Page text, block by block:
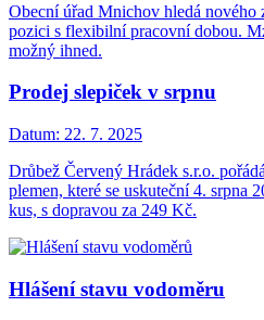
Obecní úřad Mnichov hledá nového
pozici s flexibilní pracovní dobou.
možný ihned.
Prodej slepiček v srpnu
Datum: 22. 7. 2025
Drůbež Červený Hrádek s.r.o.
plemen, které se uskuteční 4. srpna
kus, s dopravou za 249 Kč.
Hlášení stavu vodoměru